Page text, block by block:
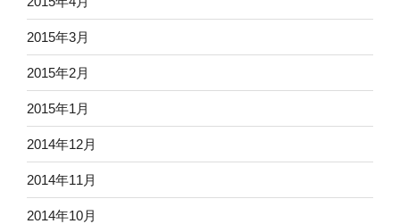
2015年3月
2015年2月
2015年1月
2014年12月
2014年11月
2014年10月